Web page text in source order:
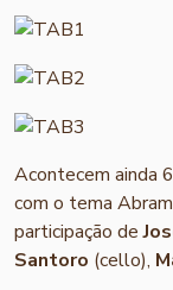
Acontecem ainda
com o tema
participação de
Santoro (cello),